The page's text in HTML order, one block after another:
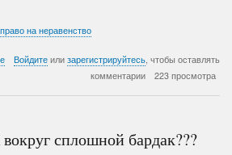
на неравенство
КАК
бардак???
Войдите или зарегистрируйтесь, чтобы оставлять
комментарии
223 просмотра
сплошной бардак???